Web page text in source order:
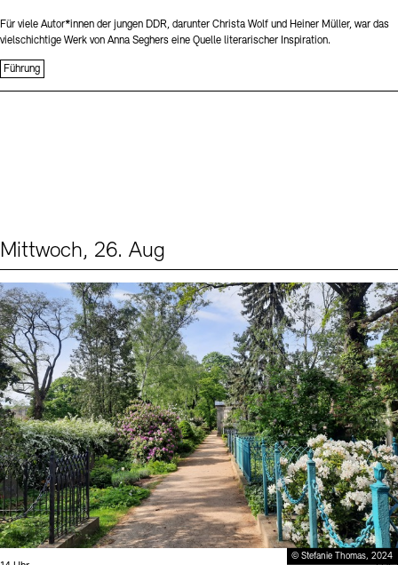
Für viele Autor*innen der jungen DDR, darunter Christa Wolf und Heiner Müller, war das
vielschichtige Werk von Anna Seghers eine Quelle literarischer Inspiration.
Führung
Mittwoch, 26. Aug
© Stefanie Thomas, 2024